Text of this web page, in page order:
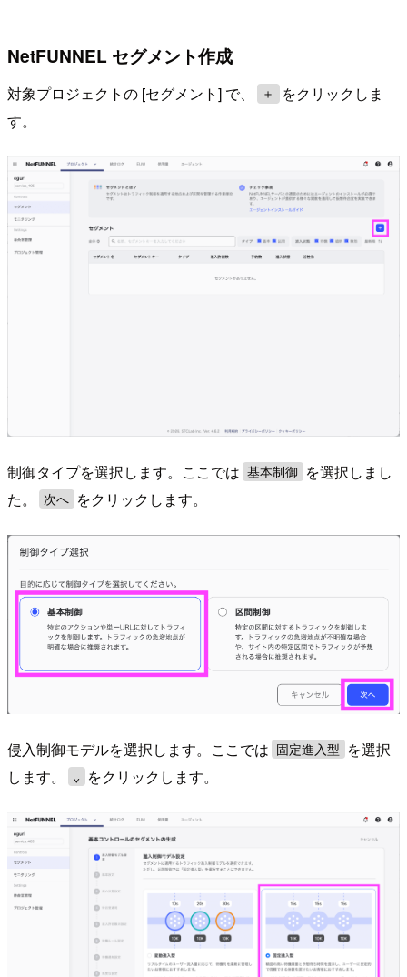
NetFUNNEL セグメント作成
対象プロジェクトの [セグメント] で、 ＋
をクリックしま
す。
制御タイプを選択します。ここでは 基本制御
を選択しまし
た。
次へ をクリックします。
侵入制御モデルを選択します。ここでは 固定進入型
を選択
します。
⌄ をクリックします。